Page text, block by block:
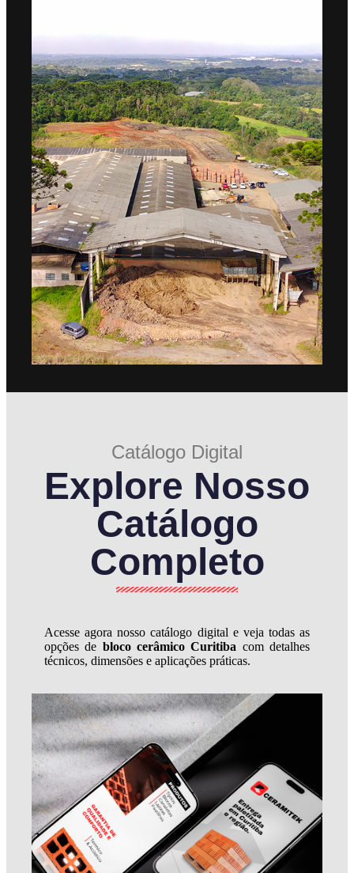
Catálogo Digital
Explore Nosso
Catálogo
Completo
Acesse agora nosso catálogo digital e veja todas as
opções de bloco cerâmico Curitiba com detalhes
técnicos, dimensões e aplicações práticas.